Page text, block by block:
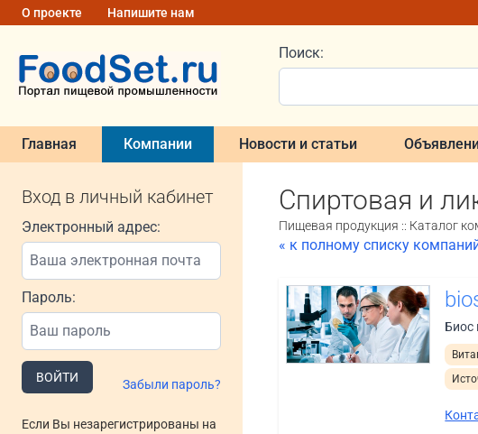
О проекте Напишите нам
Поиск:
Главная Компании Новости и статьи
Вход в личный кабинет
Электронный адрес:
Пароль:
ВОЙТИ Забыли пароль?
Если Вы незарегистрированы на
Спиртовая и
Пищевая продукция :: Каталог
« к полному списку
Биос